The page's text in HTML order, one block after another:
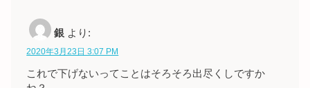
銀 より:
2020年3月23日 3:07 PM
これで下げないってことはそろそろ出尽くしですか